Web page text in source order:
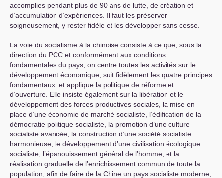
accomplies pendant plus de 90 ans de lutte, de création et
d’accumulation d’expériences. Il faut les préserver
soigneusement, y rester fidèle et les développer sans cesse.
La voie du socialisme à la chinoise consiste à ce que, sous la
direction du PCC et conformément aux conditions
fondamentales du pays, on centre toutes les activités sur le
développement économique, suit fidèlement les quatre principes
fondamentaux, et applique la politique de réforme et
d’ouverture. Elle insiste également sur la libération et le
développement des forces productives sociales, la mise en
place d’une économie de marché socialiste, l’édification de la
démocratie politique socialiste, la promotion d’une culture
socialiste avancée, la construction d’une société socialiste
harmonieuse, le développement d’une civilisation écologique
socialiste, l’épanouissement général de l’homme, et la
réalisation graduelle de l’enrichissement commun de toute la
population, afin de faire de la Chine un pays socialiste moderne,